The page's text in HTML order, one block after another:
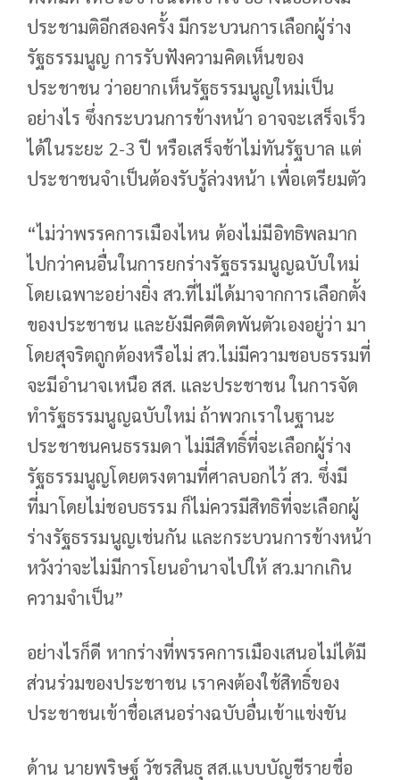
ประชามติอีกสองครั้ง มีกระบวนการเลือกผู้ร่าง
รัฐธรรมนูญ การรับฟังความคิดเห็นของ
ประชาชน ว่าอยากเห็นรัฐธรรมนูญใหม่เป็น
อย่างไร ซึ่งกระบวนการข้างหน้า อาจจะเสร็จเร็ว
ได้ในระยะ 2-3 ปี หรือเสร็จช้าไม่ทันรัฐบาล แต่
ประชาชนจําเป็นต้องรับรู้ล่วงหน้า เพื่อเตรียมตัว
“ไม่ว่าพรรคการเมืองไหน ต้องไม่มีอิทธิพลมาก
ไปกว่าคนอื่นในการยกร่างรัฐธรรมนูญฉบับใหม่
โดยเฉพาะอย่างยิ่ง สว.ที่ไม่ได้มาจากการเลือกตั้ง
ของประชาชน และยังมีคดีติดพันตัวเองอยู่ว่า มา
โดยสุจริตถูกต้องหรือไม่ สว.ไม่มีความชอบธรรมที่
จะมีอํานาจเหนือ สส. และประชาชน ในการจัด
ทํารัฐธรรมนูญฉบับใหม่ ถ้าพวกเราในฐานะ
ประชาชนคนธรรมดา ไม่มีสิทธิ์ที่จะเลือกผู้ร่าง
รัฐธรรมนูญโดยตรงตามที่ศาลบอกไว้ สว. ซึ่งมี
ที่มาโดยไม่ชอบธรรม ก็ไม่ควรมีสิทธิที่จะเลือกผู้
ร่างรัฐธรรมนูญเช่นกัน และกระบวนการข้างหน้า
หวังว่าจะไม่มีการโยนอํานาจไปให้ สว.มากเกิน
ความจำเป็น”
อย่างไรก็ดี หากร่างที่พรรคการเมืองเสนอไม่ได้มี
ส่วนร่วมของประชาชน เราคงต้องใช้สิทธิ์ของ
ประชาชนเข้าชื่อเสนอร่างฉบับอื่นเข้าแข่งขัน
ด้าน นายพริษฐ์ วัชรสินธุ สส.แบบบัญชีรายชื่อ